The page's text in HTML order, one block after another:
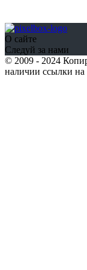
О сайте
Следуй за нами
© 2009 - 2024
наличии ссылки на